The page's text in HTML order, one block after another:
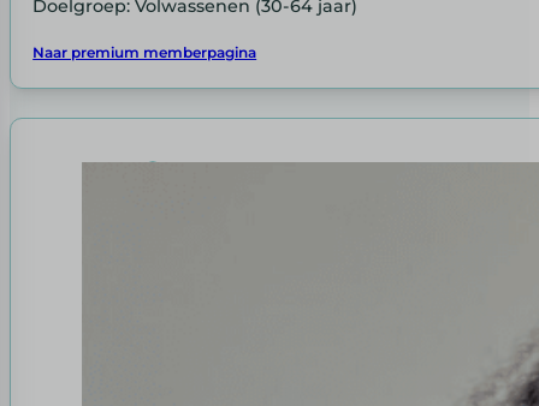
Doelgroep: Volwassenen (30-64 jaar)
Naar premium memberpagina